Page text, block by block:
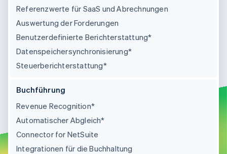
Referenzwerte für SaaS und Abrechnungen
Auswertung der Forderungen
Benutzerdefinierte Berichterstattung*
Datenspeichersynchronisierung*
Steuerberichterstattung*
Buchführung
Revenue Recognition*
Automatischer Abgleich*
Connector for NetSuite
Integrationen für die Buchhaltung